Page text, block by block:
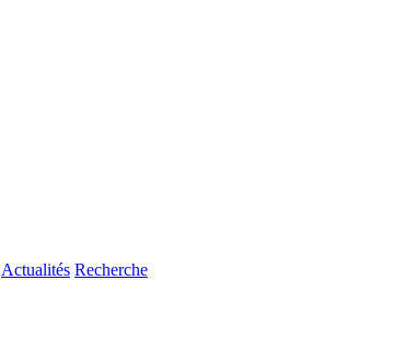
Actualités Recherche